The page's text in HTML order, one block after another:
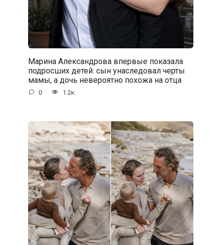
Марина Александрова впервые показала
подросших детей: сын унаследовал черты
мамы, а дочь невероятно похожа на отца
0 1.2к.